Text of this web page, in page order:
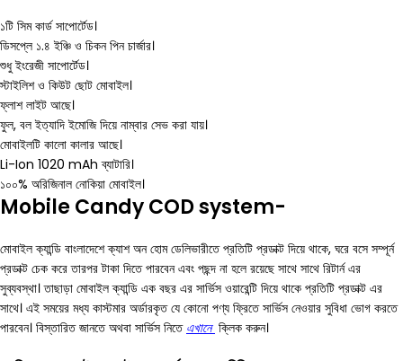
১টি সিম কার্ড সাপোর্টেড।
ডিসপ্লে ১.৪ ইঞ্চি ও চিকন পিন চার্জার।
শুধু ইংরেজী সাপোর্টেড।
স্টাইলিশ ও কিউট ছোট মোবাইল।
ফ্লাশ লাইট আছে।
ফুল, বল ইত্যাদি ইমোজি দিয়ে নাম্বার সেভ করা যায়।
মোবাইলটি কালো কালার আছে।
Li-Ion 1020 mAh ব্যাটারি।
১০০% অরিজিনাল নোকিয়া মোবাইল।
Mobile Candy COD system-
মোবাইল ক্যান্ডি বাংলাদেশে ক্যাশ অন হোম ডেলিভারীতে প্রতিটি প্রডাক্ট দিয়ে থাকে, ঘরে বসে সম্পূর্ন
প্রডাক্ট চেক করে তারপর টাকা দিতে পারবেন এবং পছন্দ না হলে রয়েছে সাথে সাথে রিটার্ন এর
সুব্যবস্থা। তাছাড়া মোবাইল ক্যান্ডি এক বছর এর সার্ভিস ওয়ারেন্টি দিয়ে থাকে প্রতিটি প্রডাক্ট এর
সাথে। এই সময়ের মধ্য কাস্টমার অর্ডারকৃত যে কোনো পণ্য ফ্রিতে সার্ভিস নেওয়ার সুবিধা ভোগ করতে
পারবেন। বিস্তারিত জানতে অথবা সার্ভিস নিতে এখানে ক্লিক করুন।